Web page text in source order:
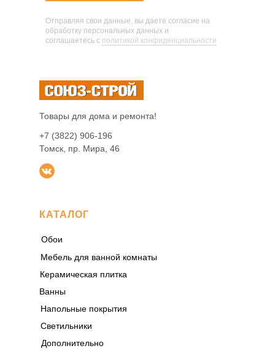
Отправляя свои данные, вы даете согласие на
обработку персональных данных и
соглашаетесь c политикой конфиденциальности
КАТАЛОГ
Товары для дома и ремонта!
Обои
Мебель для ванной комнаты
+7 (3822) 906-196
Томск, пр. Мира, 46
Напольные покрытия
Светильники
Дополнительно
Керамическая плитка
Ванны